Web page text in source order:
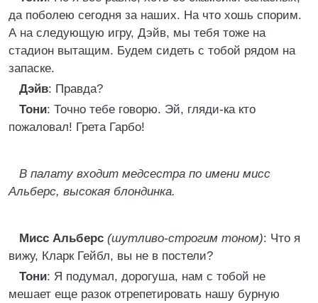
да поболею сегодня за наших. На что хошь спорим.
А на следующую игру, Дэйв, мы тебя тоже на
стадион вытащим. Будем сидеть с тобой рядом на
запаске.
Дэйв: Правда?
Тони: Точно тебе говорю. Эй, гляди-ка кто
пожаловал! Грета Гарбо!
В палату входит медсестра по имени мисс
Альберс, высокая блондинка.
Мисс Альберс (шутливо-строгим тоном): Что я
вижу, Кларк Гейбл, вы не в постели?
Тони: Я подумал, дорогуша, нам с тобой не
мешает еще разок отрепетировать нашу бурную